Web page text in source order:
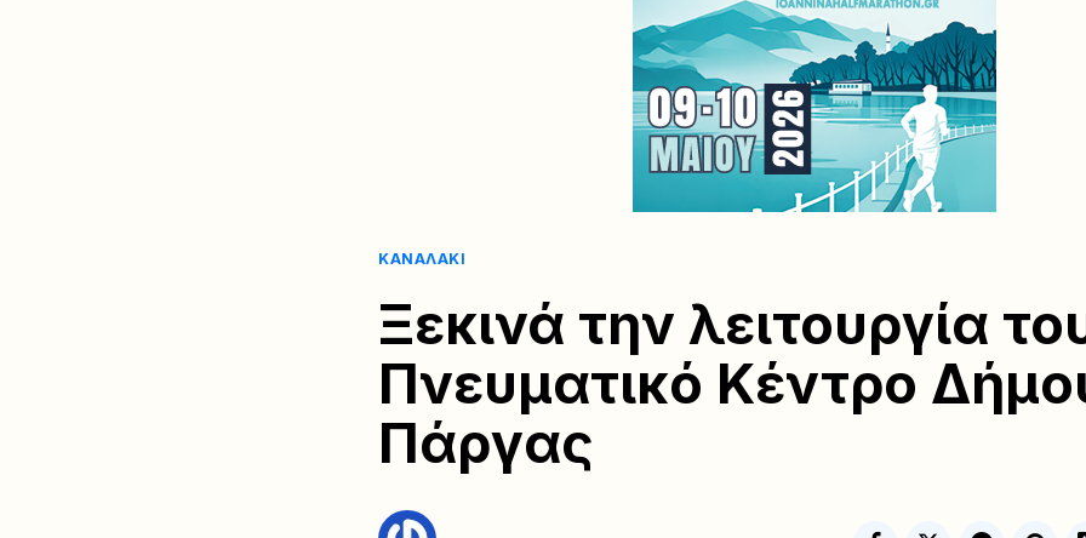
ΚΑΝΑΛΆΚΙ
Ξεκινά την λειτουργία
Πνευματικό Κέντρο
Πάργας